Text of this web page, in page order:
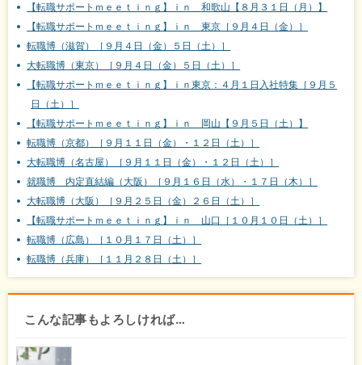
【転職サポートｍｅｅｔｉｎｇ】ｉｎ 和歌山【８月３１日（月）】
【転職サポートｍｅｅｔｉｎｇ】ｉｎ 東京［９月４日（金）］
転職博（滋賀）［９月４日（金）５日（土）］
大転職博（東京）［９月４日（金）５日（土）］
【転職サポートｍｅｅｔｉｎｇ】ｉｎ東京：４月１日入社特集［９月５
日（土）］
【転職サポートｍｅｅｔｉｎｇ】ｉｎ 岡山【９月５日（土）】
転職博（京都）［９月１１日（金）・１２日（土）］
大転職博（名古屋）［９月１１日（金）・１２日（土）］
就職博 内定直結編（大阪）［９月１６日（水）・１７日（木）］
大転職博（大阪）［９月２５日（金）２６日（土）］
【転職サポートｍｅｅｔｉｎｇ】ｉｎ 山口［１０月１０日（土）］
転職博（広島）［１０月１７日（土）］
転職博（兵庫）［１１月２８日（土）］
こんな記事もよろしければ…